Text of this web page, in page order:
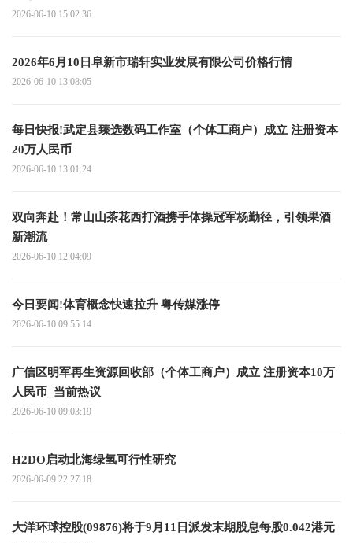
2026-06-10 15:02:36
2026年6月10日阜新市瑞轩实业发展有限公司价格行情
2026-06-10 13:08:05
每日快报!武定县臻选数码工作室（个体工商户）成立 注册资本
20万人民币
2026-06-10 13:01:24
双向奔赴！常山山茶花西打酒携手体操冠军杨勤径，引领果酒
新潮流
2026-06-10 12:04:09
今日要闻!体育概念快速拉升 粤传媒涨停
2026-06-10 09:55:14
广信区明军再生资源回收部（个体工商户）成立 注册资本10万
人民币_当前热议
2026-06-10 09:03:19
H2DO启动北海绿氢可行性研究
2026-06-09 22:27:18
大洋环球控股(09876)将于9月11日派发末期股息每股0.042港元